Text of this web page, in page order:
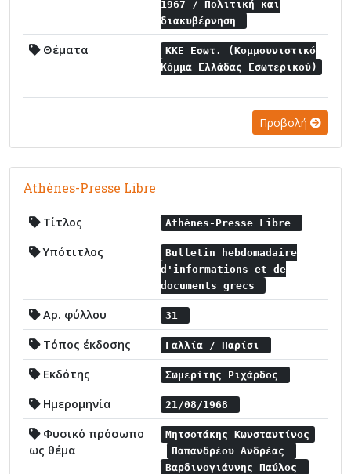
1967 / Πολιτική και
διακυβέρνηση
Θέματα
ΚΚΕ Εσωτ. (Κομμουνιστικό
Κόμμα Ελλάδας Εσωτερικού)
Προβολή
Athènes-Presse Libre
Τίτλος Athènes-Presse Libre
Υπότιτλος
Bulletin hebdomadaire
d'informations et de
documents grecs
Αρ. φύλλου 31
Τόπος έκδοσης Γαλλία / Παρίσι
Εκδότης Σωμερίτης Ριχάρδος
Ημερομηνία 21/08/1968
Φυσικό πρόσωπο
ως θέμα
Μητσοτάκης Κωνσταντίνος
Παπανδρέου Ανδρέας
Βαρδινογιάννης Παύλος